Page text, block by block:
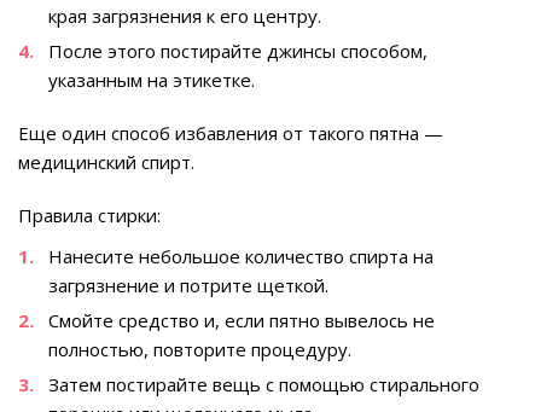
края загрязнения к его центру.
После этого постирайте джинсы способом,
указанным на этикетке.
Еще один способ избавления от такого пятна —
медицинский спирт.
Правила стирки:
Нанесите небольшое количество спирта на
загрязнение и потрите щеткой.
Смойте средство и, если пятно вывелось не
полностью, повторите процедуру.
Затем постирайте вещь с помощью стирального